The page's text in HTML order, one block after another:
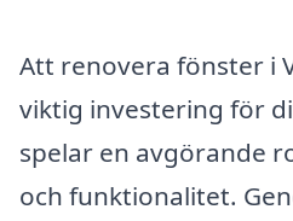
Att renovera fönster i
viktig investering för
spelar en avgörande
och funktionalitet.